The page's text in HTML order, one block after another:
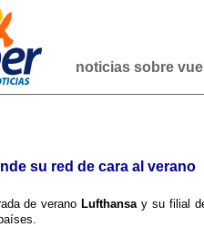
noticias sobre
su red de cara al verano
de verano Lufthansay su filial